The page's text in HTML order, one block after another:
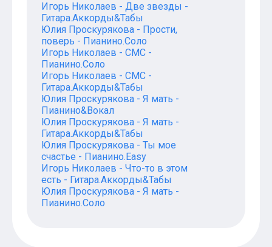
Игорь Николаев - Две звезды -
Гитара.Аккорды&Табы
Юлия Проскурякова - Прости,
поверь - Пианино.Соло
Игорь Николаев - СМС -
Пианино.Соло
Игорь Николаев - СМС -
Гитара.Аккорды&Табы
Юлия Проскурякова - Я мать -
Пианино&Вокал
Юлия Проскурякова - Я мать -
Гитара.Аккорды&Табы
Юлия Проскурякова - Ты мое
счастье - Пианино.Easy
Игорь Николаев - Что-то в этом
есть - Гитара.Аккорды&Табы
Юлия Проскурякова - Я мать -
Пианино.Соло